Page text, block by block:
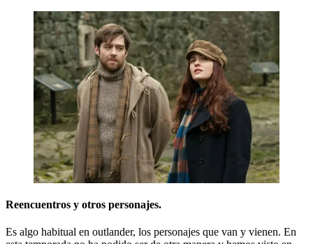
Reencuentros y otros personajes.
Es algo habitual en outlander, los personajes que van y vienen. En